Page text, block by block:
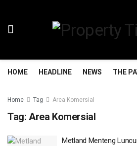
HOME HEADLINE NEWS THE
Home Tag Area Komersial
Tag: Area Komersial
Metland Menteng